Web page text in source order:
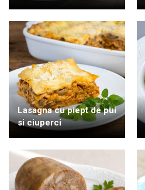
Lasagna cu piept de pui
si ciuperci